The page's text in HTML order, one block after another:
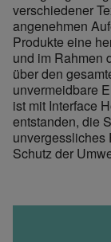
verschiedener
angenehmen
Produkte eine
und im Rahmen
über den
unvermeidbare
ist mit Interface
entstanden, die
unvergessliches
Schutz der